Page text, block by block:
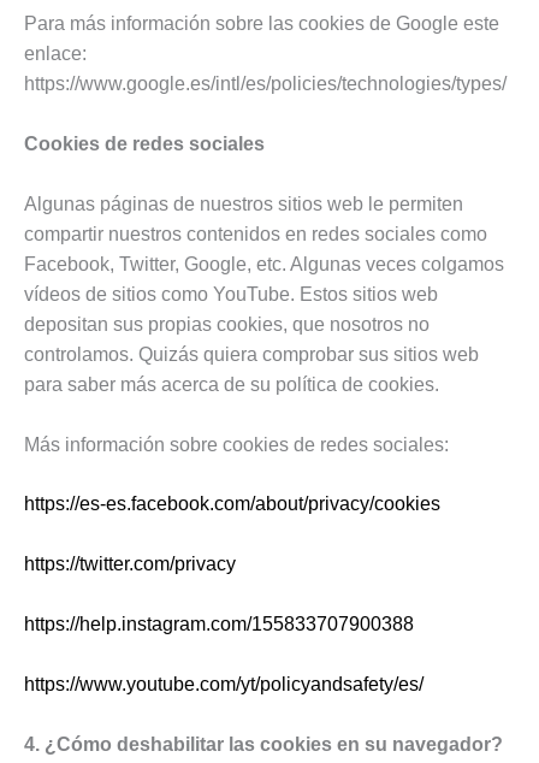
Para más información sobre las cookies de Google este
enlace:
https://www.google.es/intl/es/policies/technologies/types/
Cookies de redes sociales
Algunas páginas de nuestros sitios web le permiten
compartir nuestros contenidos en redes sociales como
Facebook, Twitter, Google, etc. Algunas veces colgamos
vídeos de sitios como YouTube. Estos sitios web
depositan sus propias cookies, que nosotros no
controlamos. Quizás quiera comprobar sus sitios web
para saber más acerca de su política de cookies.
Más información sobre cookies de redes sociales:
https://es-es.facebook.com/about/privacy/cookies
https://twitter.com/privacy
https://help.instagram.com/155833707900388
https://www.youtube.com/yt/policyandsafety/es/
4. ¿Cómo deshabilitar las cookies en su navegador?